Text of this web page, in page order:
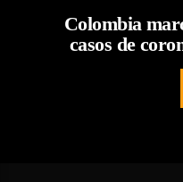
Colombia
casos de